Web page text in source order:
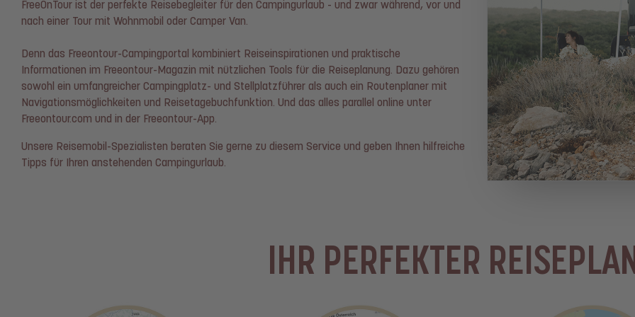
FreeOnTour ist der perfekte Reisebegleiter für den Campingurlaub - und zwar während, vor und
nach einer Tour mit Wohnmobil oder Camper Van.
Denn das Freeontour-Campingportal kombiniert Reiseinspirationen und praktische
Informationen im Freeontour-Magazin mit nützlichen Tools für die Reiseplanung. Dazu gehören
sowohl ein umfangreicher Campingplatz- und Stellplatzführer als auch ein Routenplaner mit
Navigationsmöglichkeiten und Reisetagebuchfunktion. Und das alles parallel online unter
Freeontour.com und in der Freeontour-App.
Unsere Reisemobil-Spezialisten beraten Sie gerne zu diesem Service und geben Ihnen hilfreiche
Tipps für Ihren anstehenden Campingurlaub.
IHR PERFEKTER